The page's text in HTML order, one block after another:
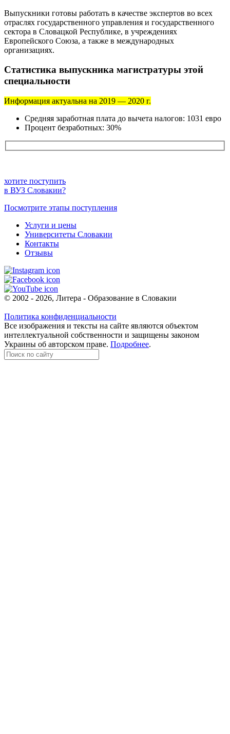
Выпускники готовы работать в качестве экспертов во всех
отраслях государственного управления и государственного
сектора в Словацкой Республике, в учреждениях
Европейского Союза, а также в международных
организациях.
Статистика выпускника магистратуры этой
специальности
Информация актуальна на 2019 — 2020 г.
Средняя заработная плата до вычета налогов: 1031 евро
Процент безработных: 30%
хотите поступить
в ВУЗ Словакии?
Посмотрите этапы поступления
Услуги и цены
Университеты Словакии
Контакты
Отзывы
© 2002 - 2026, Литера - Образование в Словакии
Политика конфиденциальности
Все изображения и тексты на сайте являются объектом
интеллектуальной собственности и защищены законом
Украины об авторском праве. Подробнее.